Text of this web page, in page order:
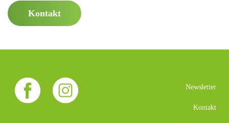
Kontakt
Newsletter
Kontakt